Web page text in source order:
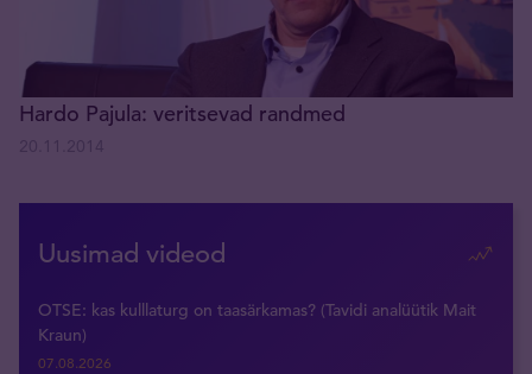
Hardo Pajula: veritsevad randmed
Uusimad videod
OTSE: kas kulllaturg on taasärkamas? (Tavidi analüütik Mait
Kraun)
07.08.2026